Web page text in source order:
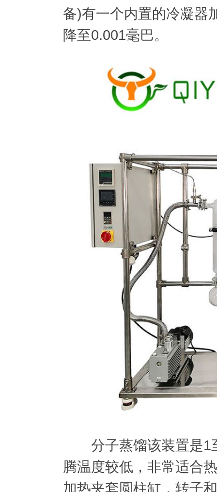
备)有一个内置的冷凝器
降至0.001毫巴。
分子蒸馏该装置是1
腾温度较低，非常适合
加热夹套圆柱缸，转子